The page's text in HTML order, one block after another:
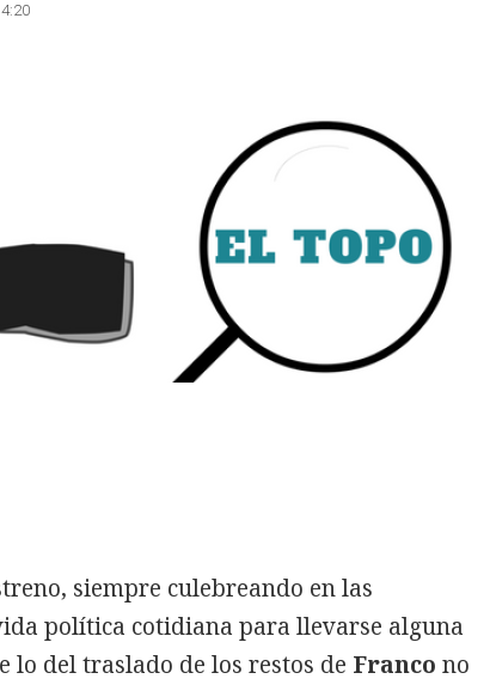
siempre culebreando en las
política cotidiana para llevarse alguna
lo del traslado de los restos de Franco no